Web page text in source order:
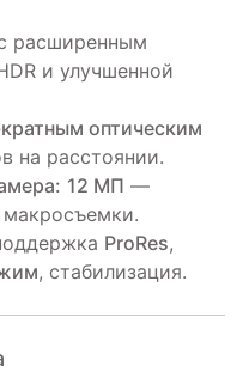
расширенным
и улучшенной
оптическим
на расстоянии.
12 МП —
ProRes,
, стабилизация.